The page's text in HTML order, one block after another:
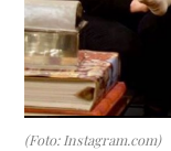
(Foto: Instagram.com)